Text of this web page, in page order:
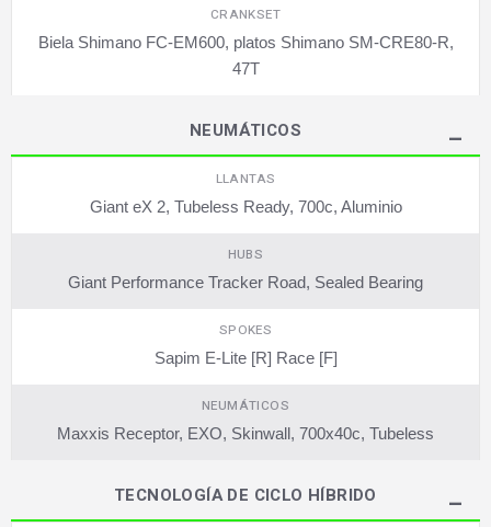
CRANKSET
Biela Shimano FC-EM600, platos Shimano SM-CRE80-R,
47T
NEUMÁTICOS
LLANTAS
Giant eX 2, Tubeless Ready, 700c, Aluminio
HUBS
Giant Performance Tracker Road, Sealed Bearing
SPOKES
Sapim E-Lite [R] Race [F]
NEUMÁTICOS
Maxxis Receptor, EXO, Skinwall, 700x40c, Tubeless
TECNOLOGÍA DE CICLO HÍBRIDO